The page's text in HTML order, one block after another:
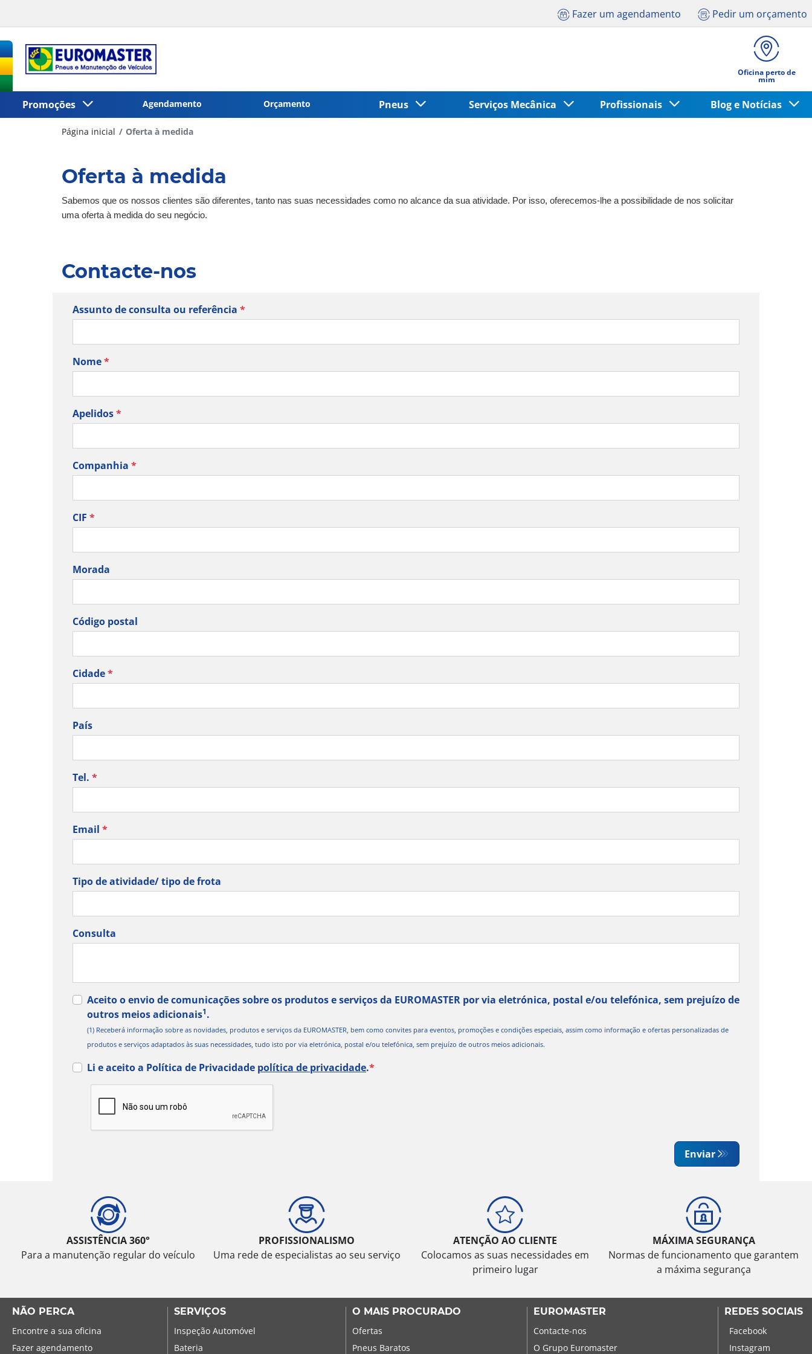
Fazer um agendamento Pedir um orçamento
Oficina perto de
mim
Promoções Agendamento Orçamento Pneus Serviços Mecânica Profissionais Blog e Notícias
Página inicial Oferta à medida
Oferta à medida
Sabemos que os nossos clientes são diferentes, tanto nas suas necessidades como no alcance da sua atividade. Por isso, oferecemos-lhe a possibilidade de nos solicitar
uma oferta à medida do seu negócio.
Contacte-nos
Assunto de consulta ou referência *
Nome*
Apelidos*
Companhia *
CIF *
Morada
Código postal
Cidade*
País
Tel. *
Email *
Tipo de atividade/ tipo de frota
Consulta
Aceito o envio de comunicações sobre os produtos e serviços da EUROMASTER por via eletrónica, postal e/ou telefónica, sem prejuízo de
outros meios adicionais1.
(1) Receberá informação sobre as novidades, produtos e serviços da EUROMASTER, bem como convites para eventos, promoções e condições especiais, assim como informação e ofertas personalizadas de
produtos e serviços adaptados às suas necessidades, tudo isto por via eletrónica, postal e/ou telefónica, sem prejuízo de outros meios adicionais.
Li e aceito a Política de Privacidade política de privacidade.*
Enviar
ASSISTÊNCIA 360°
Para a manutenção regular do veículo
PROFISSIONALISMO
Uma rede de especialistas ao seu serviço
ATENÇÃO AO CLIENTE
Colocamos as suas necessidades em
primeiro lugar
MÁXIMA SEGURANÇA
Normas de funcionamento que garantem
a máxima segurança
NÃO PERCA
Encontre a sua oficina
Fazer agendamento
SERVIÇOS
Inspeção Automóvel
Bateria
O MAIS PROCURADO
Ofertas
Pneus Baratos
EUROMASTER
Contacte-nos
O Grupo Euromaster
REDES SOCIAIS
Facebook
Instagram